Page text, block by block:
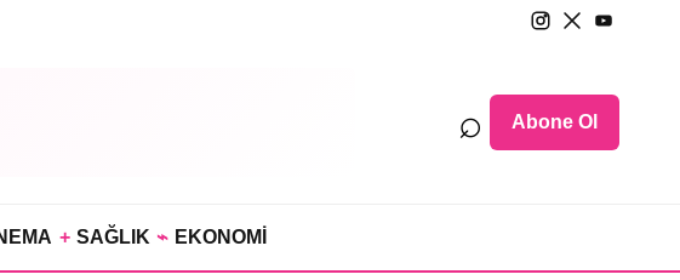
⌕ Abone Ol
+ SAĞLIK ⌁ EKONOMİ